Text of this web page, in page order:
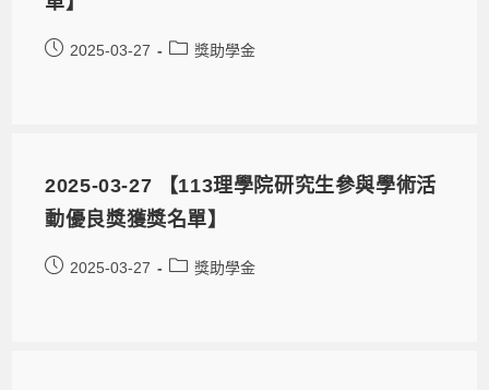
2025-03-27 獎助學金
2025-03-27 【113理學院研究生參與學術活
動優良獎獲獎名單】
2025-03-27 獎助學金